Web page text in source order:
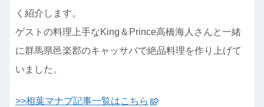
く紹介します。
ゲストの料理上手なKing＆Prince高橋海人さんと一緒
に群馬県邑楽郡のキャッサバで絶品料理を作り上げて
いました。
>>相葉マナブ記事一覧はこちら